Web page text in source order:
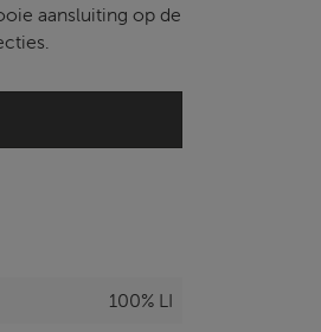
aansluiting op de
100% LI